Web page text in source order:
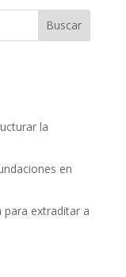
Buscar
la
en
para extraditar a